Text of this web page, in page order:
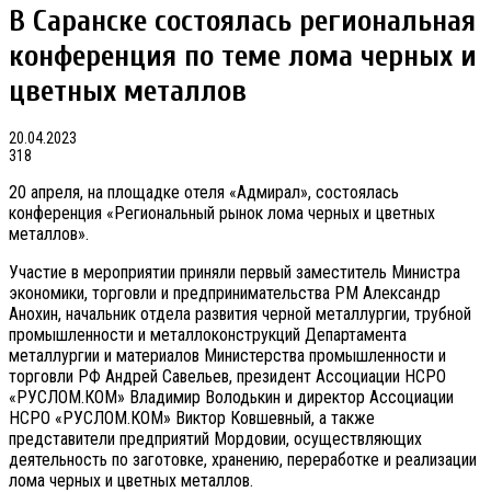
В Саранске состоялась региональная
конференция по теме лома черных и
цветных металлов
20.04.2023
318
20 апреля, на площадке отеля «Адмирал», состоялась
конференция «Региональный рынок лома черных и цветных
металлов».
Участие в мероприятии приняли первый заместитель Министра
экономики, торговли и предпринимательства РМ Александр
Анохин, начальник отдела развития черной металлургии, трубной
промышленности и металлоконструкций Департамента
металлургии и материалов Министерства промышленности и
торговли РФ Андрей Савельев, президент Ассоциации НСРО
«РУСЛОМ.КОМ» Владимир Володькин и директор Ассоциации
НСРО «РУСЛОМ.КОМ» Виктор Ковшевный, а также
представители предприятий Мордовии, осуществляющих
деятельность по заготовке, хранению, переработке и реализации
лома черных и цветных металлов.